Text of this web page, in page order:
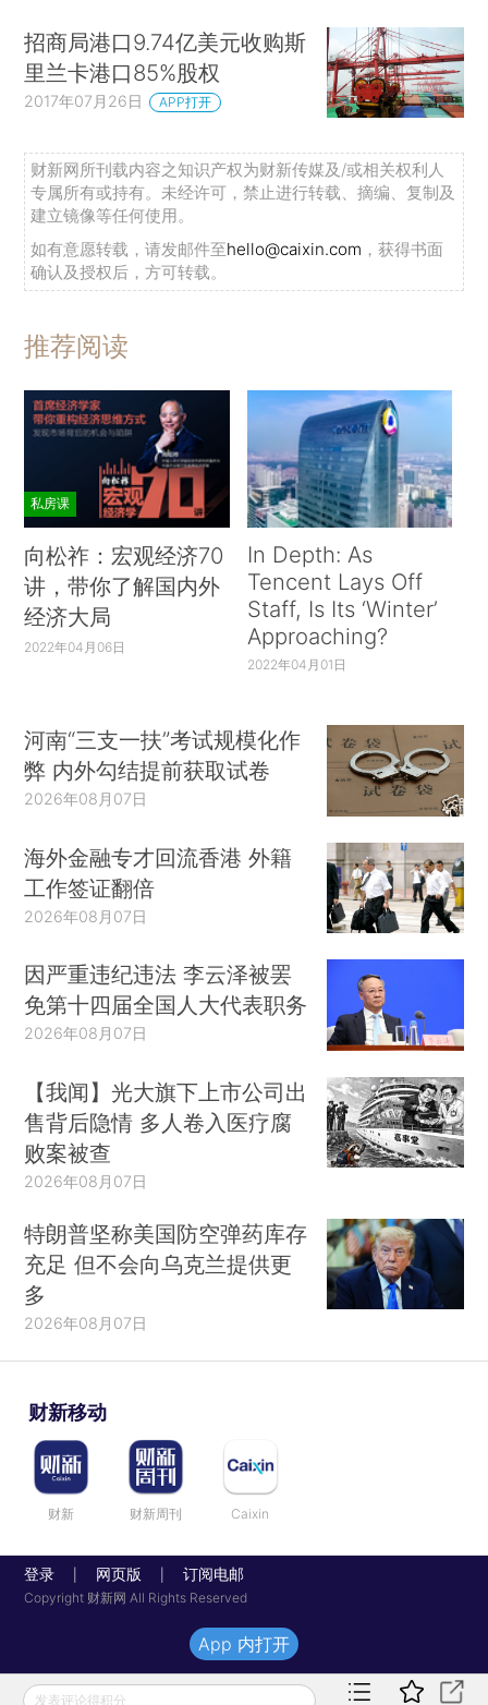
招商局港口9.74亿美元收购斯
里兰卡港口85%股权
2017年07月26日 APP打开
财新网所刊载内容之知识产权为财新传媒及/或相关权利人
专属所有或持有。未经许可，禁止进行转载、摘编、复制及
建立镜像等任何使用。
如有意愿转载，请发邮件至hello@caixin.com ，获得书面
确认及授权后，方可转载。
推荐阅读
私房课
向松祚：宏观经济70
讲，带你了解国内外
经济大局
2022年04月06日
In Depth: As
Tencent Lays Off
Staff, Is Its ‘Winter’
Approaching?
2022年04月01日
河南“三支一扶”考试规模化作
弊 内外勾结提前获取试卷
2026年08月07日
海外金融专才回流香港 外籍
工作签证翻倍
2026年08月07日
因严重违纪违法 李云泽被罢
免第十四届全国人大代表职务
2026年08月07日
【我闻】光大旗下上市公司出
售背后隐情 多人卷入医疗腐
败案被查
2026年08月07日
特朗普坚称美国防空弹药库存
充足 但不会向乌克兰提供更
多
2026年08月07日
财新移动
财新 财新周刊 Caixin
登录 网页版 订阅电邮
Copyright 财新网 All Rights Reserved
发表评论得积分
App 内打开